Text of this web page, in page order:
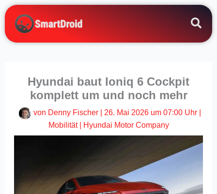
Zum
Inhalt
springen
Hyundai baut Ioniq 6 Cockpit
komplett um und noch mehr
von Denny Fischer 26. Mai 2026 um 07:00 Uhr|
Mobilität| Hyundai Motor Company